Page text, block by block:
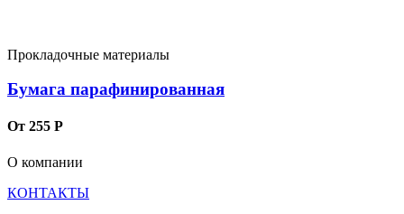
Прокладочные материалы
Бумага парафинированная
От 255 Р
О компании
КОНТАКТЫ